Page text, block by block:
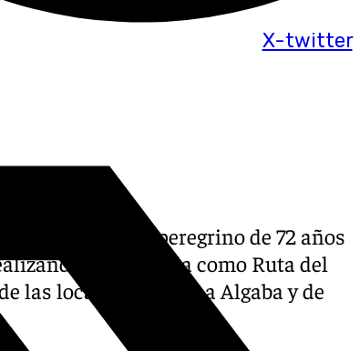
X-twitter
auxiliado a un peregrino de 72 años
la conocida como Ruta del
las localidades de La Algaba y de